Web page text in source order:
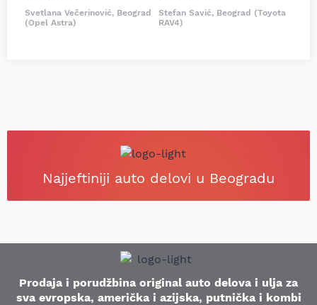
Svetlana Večerinović, Beograd
(Opel Astra)
Stefan Savić, Beograd (Toyota
RAV4)
Najjeftiniji auto delovi u Beogradu
Prodaja i porudžbina original auto delova i ulja za
sva evropska, američka i azijska, putnička i kombi